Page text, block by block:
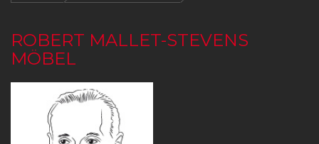
ROBERT MALLET-STEVENS
MÖBEL